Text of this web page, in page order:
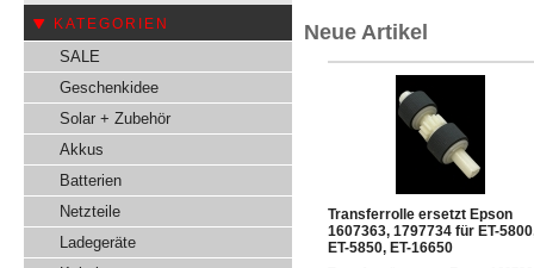
KATEGORIEN
SALE
Geschenkidee
Solar + Zubehör
Akkus
Batterien
Netzteile
Ladegeräte
Neue Artikel
Transferrolle ersetzt Epson
1607363, 1797734 für ET-
ET-5850, ET-16650